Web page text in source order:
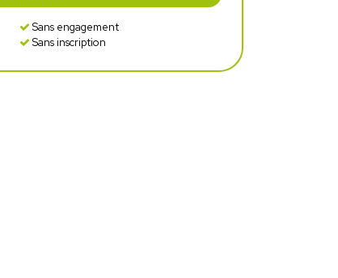
Sans engagement
Sans inscription